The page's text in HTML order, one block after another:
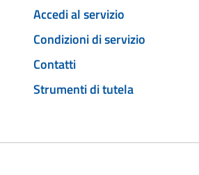
Accedi al servizio
Condizioni di servizio
Contatti
Strumenti di tutela